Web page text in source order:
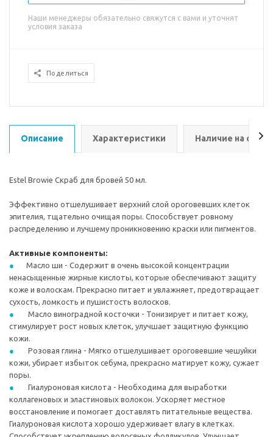
Наши менеджеры обязательно свяжутся с вами и уточнят
условия заказа
Поделиться
Описание Характеристики Наличие на
Estel Browie Скраб для бровей 50 мл.
Эффективно отшелушивает верхний слой ороговевших клеток
эпителия, тщательно очищая поры. Способствует ровному
распределению и лучшему проникновению краски или пигментов.
Активные компоненты:
Масло ши - Содержит в очень высокой концентрации
ненасыщенные жирные кислоты, которые обеспечивают защиту
коже и волоскам. Прекрасно питает и увлажняет, предотвращает
сухость, ломкость и пушистость волосков.
Масло виноградной косточки - Тонизирует и питает кожу,
стимулирует рост новых клеток, улучшает защитную функцию
кожи.
Розовая глина - Мягко отшелушивает ороговевшие чешуйки
кожи, убирает избыток себума, прекрасно матирует кожу, сужает
поры.
Гиалуроновая кислота - Необходима для выработки
коллагеновых и эластиновых волокон. Ускоряет местное
восстановление и помогает доставлять питательные вещества.
Гиалуроновая кислота хорошо удерживает влагу в клетках.